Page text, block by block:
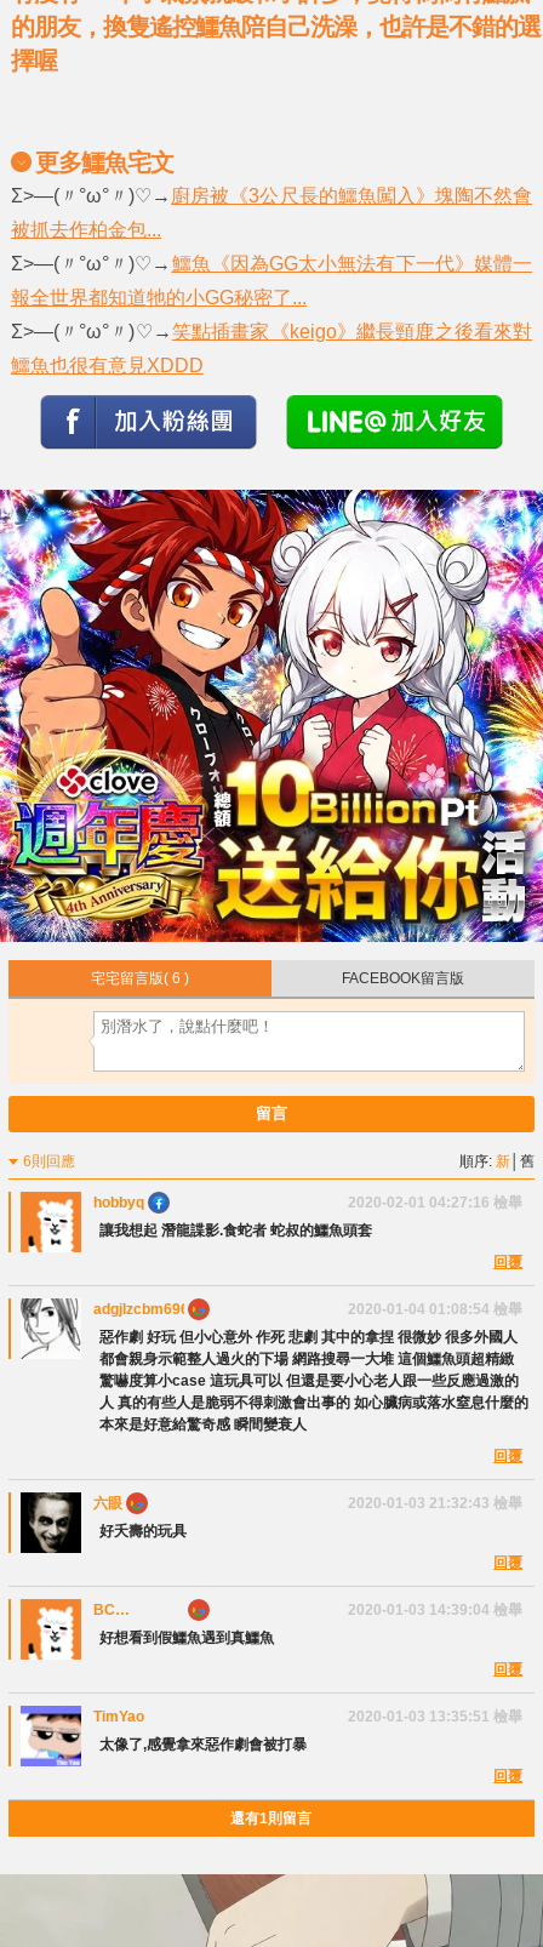
的朋友，換隻遙控鱷魚陪自己洗澡，也許是不錯的選
擇喔
更多鱷魚宅文
Σ>―(〃°ω°〃)♡→ 廚房被《3公尺長的鱷魚闖入》塊陶不然會
被抓去作柏金包...
Σ>―(〃°ω°〃)♡→ 鱷魚《因為GG太小無法有下一代》媒體一
報全世界都知道牠的小GG秘密了...
Σ>―(〃°ω°〃)♡→笑點插畫家《keigo》繼長頸鹿之後看來對
鱷魚也很有意見XDDD
宅宅留言版( 6 ) FACEBOOK留言版
留言
6則回應 順序:新 │舊
hobbyq 2020-02-01 04:27:16 檢舉
讓我想起 潛龍諜影.食蛇者 蛇叔的鱷魚頭套
回覆
adgjlzcbm6969 2020-01-04 01:08:54 檢舉
惡作劇 好玩 但小心意外 作死 悲劇 其中的拿捏 很微妙 很多外國人
都會親身示範整人過火的下場 網路搜尋一大堆 這個鱷魚頭超精緻
驚嚇度算小case 這玩具可以 但還是要小心老人跟一些反應過激的
人 真的有些人是脆弱不得刺激會出事的 如心臟病或落水窒息什麼的
本來是好意給驚奇感 瞬間變衰人
回覆
六眼 2020-01-03 21:32:43 檢舉
好夭壽的玩具
回覆
BC
Tinymelody
2020-01-03 14:39:04 檢舉
好想看到假鱷魚遇到真鱷魚
回覆
TimYao 2020-01-03 13:35:51 檢舉
太像了,感覺拿來惡作劇會被打暴
回覆
還有1則留言